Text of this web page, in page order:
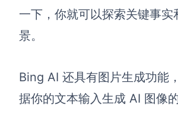
一下，你就可以探索关键事实
景。
Bing AI 还具有图片生成功能
据你的文本输入生成 AI 图像